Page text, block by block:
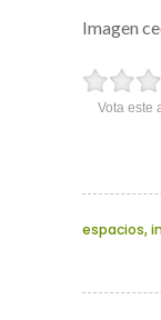
Imagen
Vota este
espacios,